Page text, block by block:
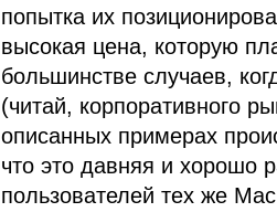
попытка их
высокая цена, которую
большинстве случаев,
(читай, корпоративного
описанных примерах
что это давняя и хорошо
пользователей тех же